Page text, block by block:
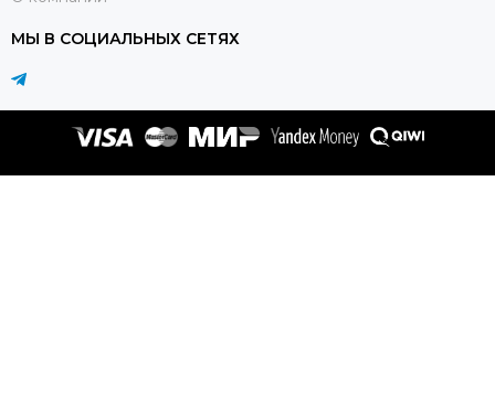
МЫ В СОЦИАЛЬНЫХ СЕТЯХ